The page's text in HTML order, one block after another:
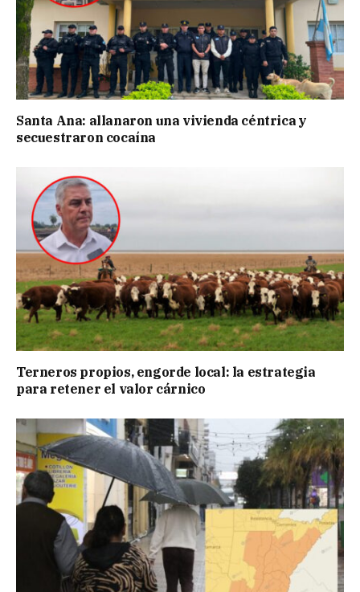
Santa Ana: allanaron una vivienda céntrica y
secuestraron cocaína
Terneros propios, engorde local: la estrategia
para retener el valor cárnico